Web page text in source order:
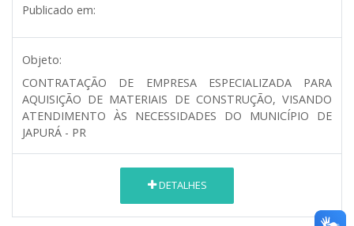
Publicado em:
Objeto:
CONTRATAÇÃO DE EMPRESA ESPECIALIZADA PARA
AQUISIÇÃO DE MATERIAIS DE CONSTRUÇÃO, VISANDO
ATENDIMENTO ÀS NECESSIDADES DO MUNICÍPIO DE
JAPURÁ - PR
DETALHES